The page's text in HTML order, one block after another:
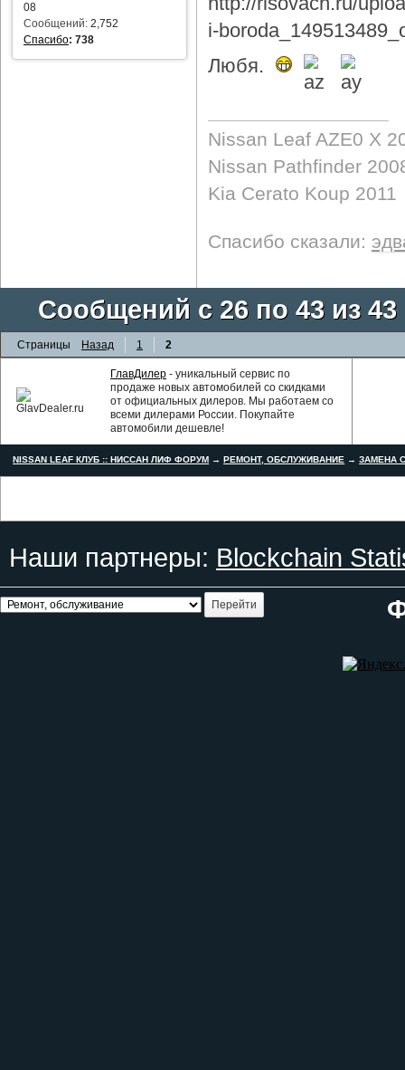
08
Сообщений: 2,752
Спасибо: 738
Любя.
Nissan Leaf AZE0 X
Nissan Pathfinder
Kia Cerato Koup 2011
Спасибо сказали:
Сообщений с 26 по 43 из 43
Страницы Назад 1 2
ГлавДилер - уникальный сервис по
продаже новых автомобилей со скидками
от официальных дилеров. Мы работаем со
всеми дилерами России. Покупайте
автомобили дешевле!
NISSAN LEAF КЛУБ :: НИССАН ЛИФ ФОРУМ →РЕМОНТ, ОБСЛУЖИВАНИЕ →ЗАМЕНА
Наши партнеры: Blockchain